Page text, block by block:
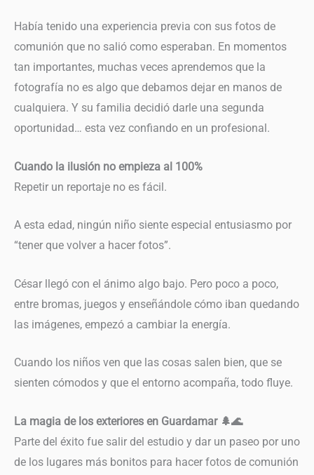
Había tenido una experiencia previa con sus fotos de
comunión que no salió como esperaban. En momentos
tan importantes, muchas veces aprendemos que la
fotografía no es algo que debamos dejar en manos de
cualquiera. Y su familia decidió darle una segunda
oportunidad… esta vez confiando en un profesional.
Cuando la ilusión no empieza al 100%
Repetir un reportaje no es fácil.
A esta edad, ningún niño siente especial entusiasmo por
“tener que volver a hacer fotos”.
César llegó con el ánimo algo bajo. Pero poco a poco,
entre bromas, juegos y enseñándole cómo iban quedando
las imágenes, empezó a cambiar la energía.
Cuando los niños ven que las cosas salen bien, que se
sienten cómodos y que el entorno acompaña, todo fluye.
La magia de los exteriores en Guardamar 🌲🌊
Parte del éxito fue salir del estudio y dar un paseo por uno
de los lugares más bonitos para hacer fotos de comunión